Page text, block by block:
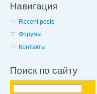
Навигация
Recent posts
Форумы
Контакты
Поиск по сайту